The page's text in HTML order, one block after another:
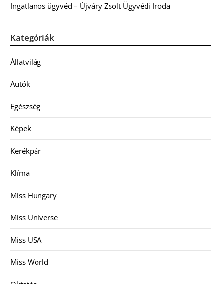
Ingatlanos ügyvéd – Újváry Zsolt Ügyvédi Iroda
Kategóriák
Állatvilág
Autók
Egészség
Képek
Kerékpár
Klíma
Miss Hungary
Miss Universe
Miss USA
Miss World